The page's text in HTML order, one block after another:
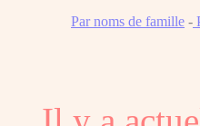
Par noms de famille -